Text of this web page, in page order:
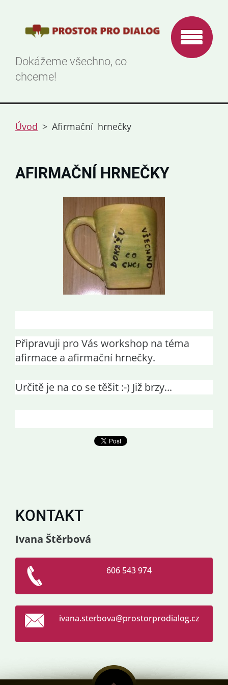
Dokážeme všechno, co
chceme!
Úvod > Afirmační hrnečky
AFIRMAČNÍ HRNEČKY
Připravuji pro Vás workshop na téma
afirmace a afirmační hrnečky.
Určitě je na co se těšit :-) Již brzy...
KONTAKT
Ivana Štěrbová
606 543 974
ivana.sterbova@prostorprodialog.cz